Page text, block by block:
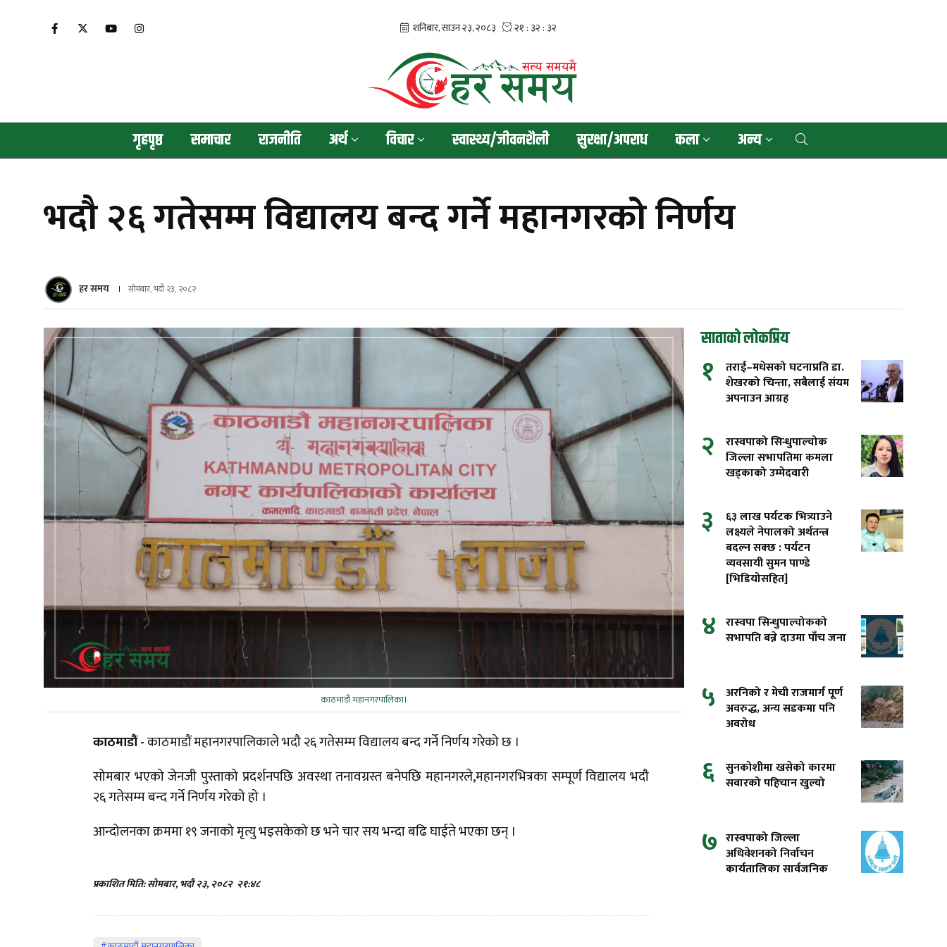
गृहपृष्ठ समाचार राजनीति अर्थ विचार स्वास्थ्य/जीवनशैली सुरक्षा/अपराध कला अन्य
भदौ २६ गतेसम्म विद्यालय बन्द गर्ने महानगरको निर्णय
हर समय सोमबार, भदौ २३, २०८२
काठमाडौं महानगरपालिका।
काठमाडौं -काठमाडौं महानगरपालिकाले भदौ २६ गतेसम्म विद्यालय बन्द गर्ने निर्णय गरेको छ ।
सोमबार भएको जेनजी पुस्ताको प्रदर्शनपछि अवस्था तनावग्रस्त बनेपछि महानगरले,महानगरभित्रका सम्पूर्ण विद्यालय भदौ
२६ गतेसम्म बन्द गर्ने निर्णय गरेको हो ।
आन्दोलनका क्रममा १९ जनाको मृत्यु भइसकेको छ भने चार सय भन्दा बढि घाईते भएका छन् ।
प्रकाशित मिति: सोमबार, भदौ २३, २०८२ २१:४८
साताको लोकप्रिय
१
तराई–मधेसको घटनाप्रति डा.
शेखरको चिन्ता, सबैलाई संयम
अपनाउन आग्रह
२
रास्वपाको सिन्धुपाल्चोक
जिल्ला सभापतिमा कमला
खड्काको उम्मेदवारी
३
६३ लाख पर्यटक भित्र्याउने
लक्ष्यले नेपालको अर्थतन्त्र
बदल्न सक्छ : पर्यटन
व्यवसायी सुमन पाण्डे
[भिडियोसहित]
४ रास्वपा सिन्धुपाल्चोकको
सभापति बन्ने दाउमा पाँच जना
५ अरनिको र मेची राजमार्ग पूर्ण
अवरुद्ध, अन्य सडकमा पनि
अवरोध
६ सुनकोशीमा खसेको कारमा
सवारको पहिचान खुल्यो
७ रास्वपाको जिल्ला
अधिवेशनको निर्वाचन
कार्यतालिका सार्वजनिक